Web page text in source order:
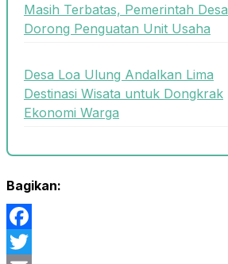
Masih Terbatas, Pemerintah Desa
Dorong Penguatan Unit Usaha
Desa Loa Ulung Andalkan Lima
Destinasi Wisata untuk Dongkrak
Ekonomi Warga
Bagikan:
Facebook